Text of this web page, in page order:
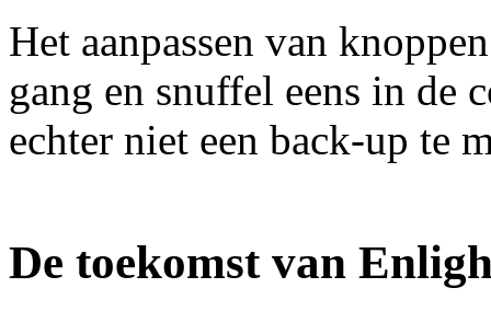
Het aanpassen van
gang en snuffel eens in de
echter niet een back-up te
De toekomst van